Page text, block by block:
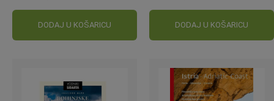
DODAJ U KOŠARICU DODAJ U KOŠARICU